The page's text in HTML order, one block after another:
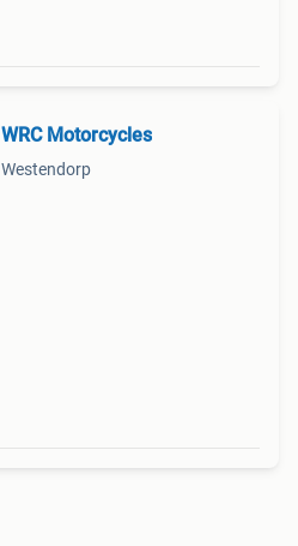
WRC Motorcycles
Westendorp